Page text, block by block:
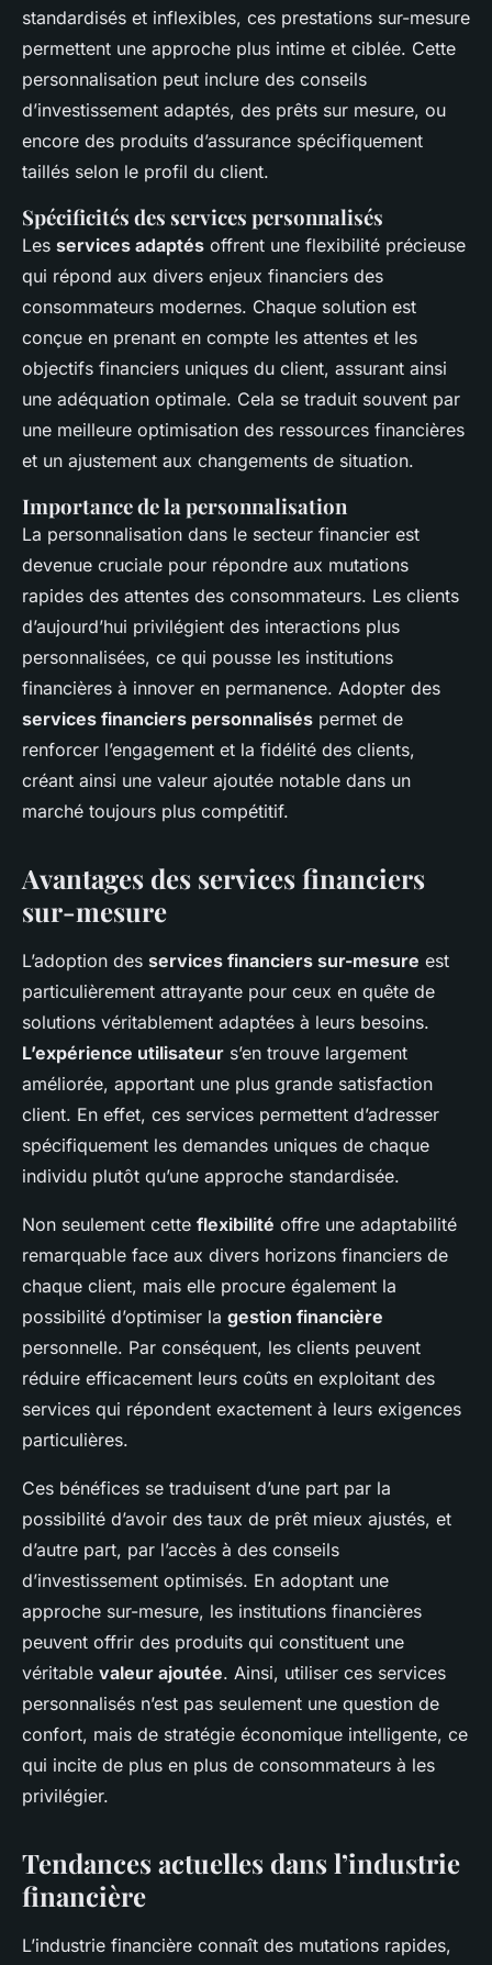
standardisés et inflexibles, ces prestations sur-mesure
permettent une approche plus intime et ciblée. Cette
personnalisation peut inclure des conseils
d’investissement adaptés, des prêts sur mesure, ou
encore des produits d’assurance spécifiquement
taillés selon le profil du client.
Spécificités des services personnalisés
Les services adaptés offrent une flexibilité précieuse
qui répond aux divers enjeux financiers des
consommateurs modernes. Chaque solution est
conçue en prenant en compte les attentes et les
objectifs financiers uniques du client, assurant ainsi
une adéquation optimale. Cela se traduit souvent par
une meilleure optimisation des ressources financières
et un ajustement aux changements de situation.
Importance de la personnalisation
La personnalisation dans le secteur financier est
devenue cruciale pour répondre aux mutations
rapides des attentes des consommateurs. Les clients
d’aujourd’hui privilégient des interactions plus
personnalisées, ce qui pousse les institutions
financières à innover en permanence. Adopter des
services financiers personnalisés permet de
renforcer l’engagement et la fidélité des clients,
créant ainsi une valeur ajoutée notable dans un
marché toujours plus compétitif.
Avantages des services financiers
sur-mesure
L’adoption des services financiers sur-mesure est
particulièrement attrayante pour ceux en quête de
solutions véritablement adaptées à leurs besoins.
L’expérience utilisateur s’en trouve largement
améliorée, apportant une plus grande satisfaction
client. En effet, ces services permettent d’adresser
spécifiquement les demandes uniques de chaque
individu plutôt qu’une approche standardisée.
Non seulement cette flexibilité offre une adaptabilité
remarquable face aux divers horizons financiers de
chaque client, mais elle procure également la
possibilité d’optimiser la gestion financière
personnelle. Par conséquent, les clients peuvent
réduire efficacement leurs coûts en exploitant des
services qui répondent exactement à leurs exigences
particulières.
Ces bénéfices se traduisent d’une part par la
possibilité d’avoir des taux de prêt mieux ajustés, et
d’autre part, par l’accès à des conseils
d’investissement optimisés. En adoptant une
approche sur-mesure, les institutions financières
peuvent offrir des produits qui constituent une
véritable valeur ajoutée. Ainsi, utiliser ces services
personnalisés n’est pas seulement une question de
confort, mais de stratégie économique intelligente, ce
qui incite de plus en plus de consommateurs à les
privilégier.
Tendances actuelles dans l’industrie
financière
L’industrie financière connaît des mutations rapides,